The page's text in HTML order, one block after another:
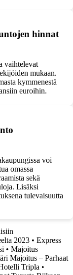
hinnat
vaihtelevat
mukaan.
kymmenestä
euroihin.
voi
omassa
sekä
Lisäksi
tulevaisuutta
2023 • Express
• Majoitus
Majoitus – Parhaat
Tripla •